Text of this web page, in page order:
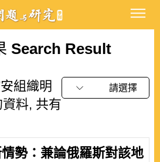
Search Result
組織明
料, 共有
請選擇
勢：兼論俄羅斯對該地